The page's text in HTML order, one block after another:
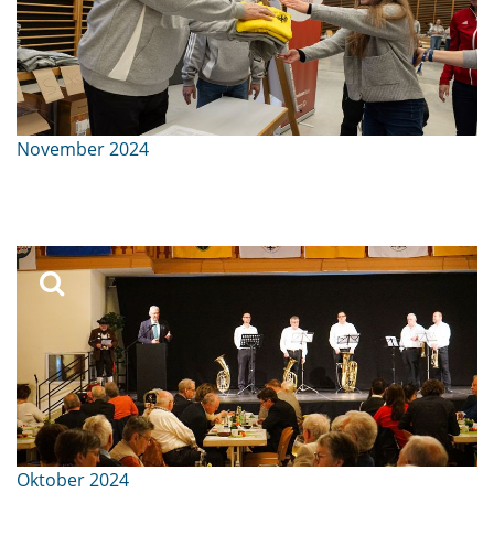
November 2024
Oktober 2024